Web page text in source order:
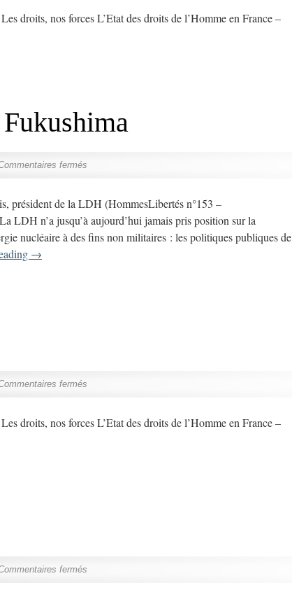
droits, nos forces L’Etat des droits de l’Homme en France –
fermés
président de la LDH (HommesLibertés n°153 –
LDH n’a jusqu’à aujourd’hui jamais pris position sur la
nucléaire à des fins non militaires : les politiques publiques de
→
fermés
droits, nos forces L’Etat des droits de l’Homme en France –
fermés